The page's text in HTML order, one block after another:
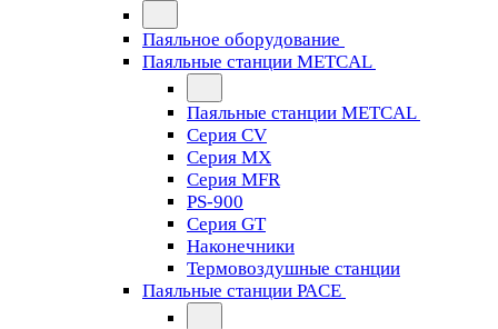
Паяльное оборудование
Паяльные станции METCAL
Паяльные станции METCAL
Серия CV
Серия MX
Серия MFR
PS-900
Серия GT
Наконечники
Термовоздушные станции
Паяльные станции PACE